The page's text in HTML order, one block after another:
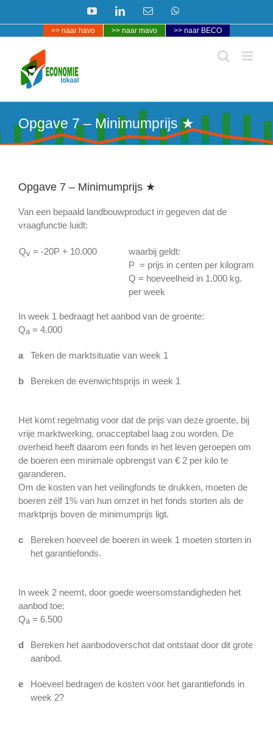
YouTubeLinkedInE-
>> naar havo >> naar mavo >> naar BECO
Opgave 7 – Minimumprijs ★
Opgave 7 – Minimumprijs ★
Van een bepaald landbouwproduct in gegeven dat de
vraagfunctie luidt:
Qv = -20P + 10.000
waarbij geldt:
P = prijs in centen per kilogram
Q = hoeveelheid in 1.000 kg.
per week
In week 1 bedraagt het aanbod van de groente:
Qa = 4.000
a Teken de marktsituatie van week 1
b Bereken de evenwichtsprijs in week 1
Het komt regelmatig voor dat de prijs van deze groente, bij
vrije marktwerking, onacceptabel laag zou worden. De
overheid heeft daarom een fonds in het leven geroepen om
de boeren een minimale opbrengst van € 2 per kilo te
garanderen.
Om de kosten van het veilingfonds te drukken, moeten de
boeren zélf 1% van hun omzet in het fonds storten als de
marktprijs boven de minimumprijs ligt.
c
Bereken hoeveel de boeren in week 1 moeten storten in
het garantiefonds.
In week 2 neemt, door goede weersomstandigheden het
aanbod toe:
Qa = 6.500
d
Bereken het aanbodoverschot dat ontstaat door dit grote
aanbod.
e
Hoeveel bedragen de kosten voor het garantiefonds in
week 2?